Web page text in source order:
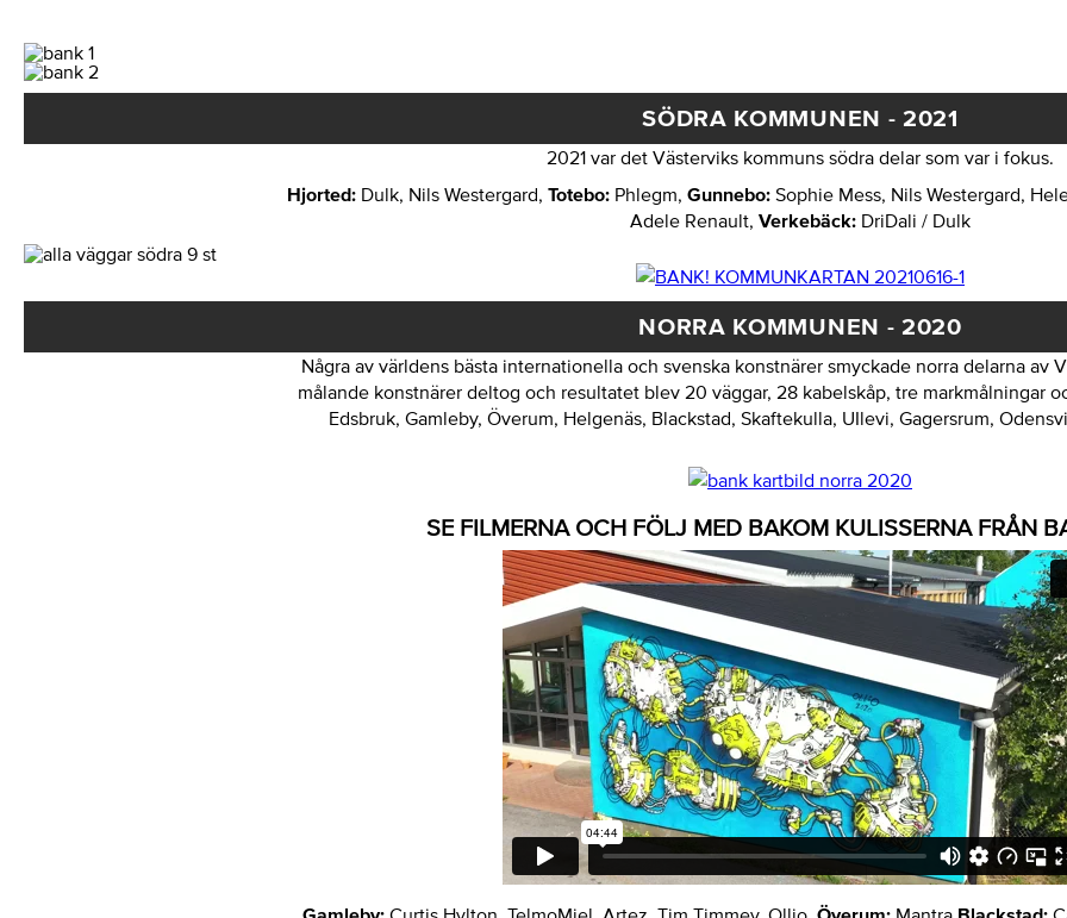
SÖDRA KOMMUNEN - 2021
2021 var det Västerviks kommuns södra delar som var i fokus.
Hjorted:Dulk, Nils Westergard, Totebo:Phlegm, Gunnebo:Sophie Mess, Nils Westergard,
Adele Renault, Verkebäck: DriDali / Dulk
NORRA KOMMUNEN - 2020
Några av världens bästa internationella och svenska konstnärer smyckade norra delarna av
målande konstnärer deltog och resultatet blev 20 väggar, 28 kabelskåp, tre markmålningar
Edsbruk, Gamleby, Överum, Helgenäs, Blackstad, Skaftekulla, UIlevi, Gagersrum,
SE FILMERNA OCH FÖLJ MED BAKOM KULISSERNA FRÅN